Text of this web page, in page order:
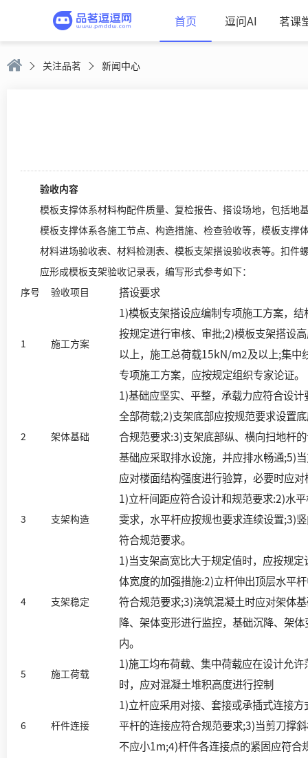
首页 逗问AI 茗课
关注品茗 新闻中心
验收内容
模板支撑体系材料构配件质量、复检报告、搭设场地，包括地
模板支撑体系各施工节点、构造措施、检查验收等，模板支撑
材料进场验收表、材料检测表、模板支架搭设验收表等。扣件
应形成模板支架验收记录表，编写形式参考如下：
序号
验收项目 搭设要求
1 施工方案
1)模板支架搭设应编制专项施工方案，
按规定进行审核、审批;2)模板支架搭设
以上，施工总荷载15kN/m2及以上;集
专项施工方案，应按规定组织专家论证。
2 架体基础
1)基础应坚实、平整，承载力应符合设
全部荷载;2)支架底部应按规范要求设置
合规范要求:3)支架底部纵、横向扫地杆
基础应采取排水设施，并应排水畅通;5)
应对楼面结构强度进行验算，必要时应
3 支架构造
1)立杆间距应符合设计和规范要求:2)水
雯求，水平杆应按规也要求连续设置;3)
符合规范要求。
4 支架稳定
1)当支架高宽比大于规定值时，应按规
体宽度的加强措施:2)立杆伸出顶层水平
符合规范要求;3)浇筑混凝土时应对架体
降、架体变形进行监控，基础沉降、架
内。
5 施工荷载
1)施工均布荷载、集中荷载应在设计允
时，应对混凝土堆积高度进行控制
6 杆件连接
1)立杆应采用对接、套接或承插式连接
平杆的连接应符合规范要求;3)当剪刀撑
不应小1m;4)杆件各连接点的紧固应符合